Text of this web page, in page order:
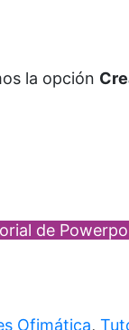
la opción
de
Ofimática,